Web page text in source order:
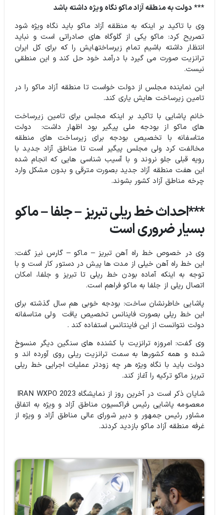
*** دولت به منطقه آزاد ماکو نگاه ویژه داشته باشد
وی با تاکید بر اینکه به منظقه آزاد ماکو باید نگاه ویژه شود
تصریح کرد: ماکو یکی از گلوگاه های صادراتی است و نباید
انتظار داشته باشیم تمام زیرساختهایش را که برای کل ایران
ترانزیت صورت می گیرد با درآمد خود حل کند و این منطقی
نیست.
این نماینده مجلس از دولت خواست تا منطقه آزاد ماکو را در
تامین زیرساخت هایش یاری کند.
خانم پاشایی با تاکید بر اینکه مجلس برای تامین زیرساخت
های ماکو از بودجه ملی پیگیر بود اظهار داشت: دولت
متاسفانه با تخصیص بودجه برای زیرساخت های منطقه
مخالفت کرد ولی مجلس پیگیر است تا مناطق آزاد جدید با
رویه قبلی جلو نروند و با آسیب شناسی هایی که انجام شده
این هفت منطقه آزاد جدید بصورت مترقی و بدون مشکل وارد
چرخه مناطق آزاد کشور بشوند.
***احداث خط ریلی تبریز – جلفا – ماکو
بسیار ضروری است
وی در خصوص خط راه آهن تبریز – ماکو – گارس نیز گفت:‌
این خط راه آهن خیلی از مدت ها پیش در دستور کار است و با
توجه به اینکه آماده بودن خط ریلی تا تبریز و جلفا، امکان
اتصال ریلی از جلفا به ماکو فراهم است.
پاشایی خاطرنشان ساخت:‌ بودجه خوبی هم سال گذشته برای
این خط ریلی بصورت فاینانس تخصیص یافت ولی متاسفانه
دولت نتوانست از این فاینتانس استفاده کند .
وی گفت: امروزه ترانزیت با کشنده های سنگین دیگر منسوخ
شده و همه کشورها به سمت ترانزیت ریلی روی آورده اند و
دولت باید با نگاه ویژه هر چه زودتر عملیات اجرایی خط ریلی
تبریز ماکو ترکیه را آغاز کند.
معصومه پاشایی رئیس فراکسیون مناطق آزاد و ويژه به اتفاق
مشاور رئيس جمهور و دبیر شورای عالی مناطق آزاد و ويژه از
غرفه منطقه آزاد ماکو بازدید کردند.